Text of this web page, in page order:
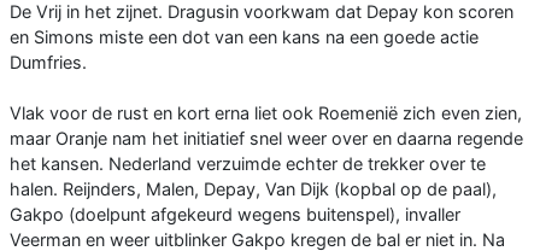
De Vrij in het zijnet. Dragusin voorkwam dat Depay kon scoren
en Simons miste een dot van een kans na een goede actie
Dumfries.
Vlak voor de rust en kort erna liet ook Roemenië zich even zien,
maar Oranje nam het initiatief snel weer over en daarna regende
het kansen. Nederland verzuimde echter de trekker over te
halen. Reijnders, Malen, Depay, Van Dijk (kopbal op de paal),
Gakpo (doelpunt afgekeurd wegens buitenspel), invaller
Veerman en weer uitblinker Gakpo kregen de bal er niet in. Na